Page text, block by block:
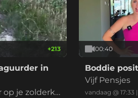
+213
in
op je zolderka
00:40
Boddie
Vijf Pensjes
vandaag @ 17:33 |